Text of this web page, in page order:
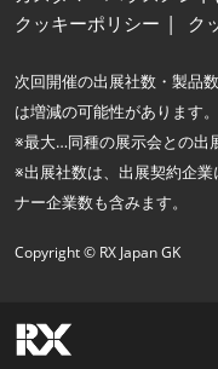
クッキーポリシー
ク
次回開催の出展社数・製品
は増減の可能性があります。
※最大…同種の展示会との出
※出展社数は、出展契約企
ナー企業数も含みます。
Copyright © RX Japan GK